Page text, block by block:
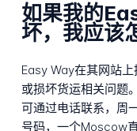
如果我的
坏，我应该
Easy Way在其网站
或损坏货运相关问题
可通过电话联系，周
号码，一个Moscow